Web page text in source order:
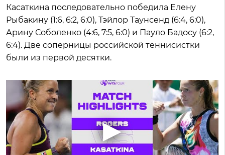
Касаткина последовательно победила Елену
Рыбакину (1:6, 6:2, 6:0), Тэйлор Таунсенд (6:4, 6:0),
Арину Соболенко (4:6, 7:5, 6:0) и Пауло Бадосу (6:2,
6:4). Две соперницы российской теннисистки
были из первой десятки.